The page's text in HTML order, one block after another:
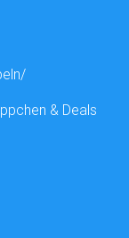
& Deals